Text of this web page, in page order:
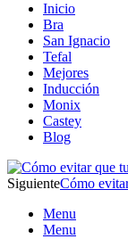
Inicio
Bra
San Ignacio
Tefal
Mejores
Inducción
Monix
Castey
Blog
SiguienteCómo
Menu
Menu